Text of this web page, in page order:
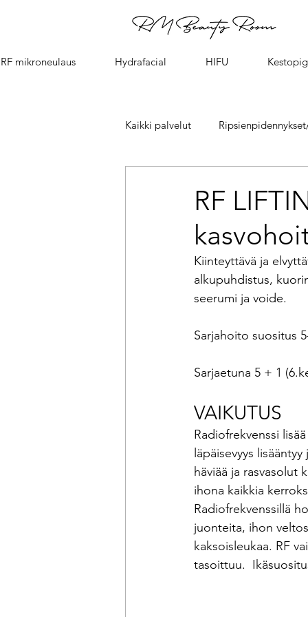
RF mikroneulaus Hydrafacial HIFU
Kaikki palvelut
Fire & Ice kasvohoito/facial
Sothys kasvohoidot- Sothys Facials
RF
Kiinteyttävä ja
alkupuhdistus,
seerumi ja voide.
Sarjahoito suositus
Sarjaetuna 5 + 1
VAIKUTUS
Radiofrekvenssi
läpäisevyys
häviää ja rasvasolut
ihona kaikkia
Radiofrekvenssillä
juonteita, ihon
kaksoisleukaa. RF
tasoittuu.